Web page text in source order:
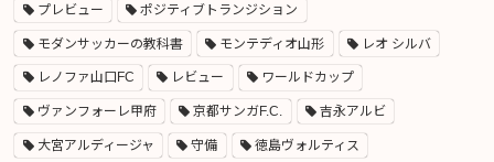
プレビュー ポジティブトランジション
モダンサッカーの教科書 モンテディオ山形 レオ シルバ
レノファ山口FC レビュー ワールドカップ
ヴァンフォーレ甲府 京都サンガF.C. 吉永アルビ
大宮アルディージャ 守備 徳島ヴォルティス